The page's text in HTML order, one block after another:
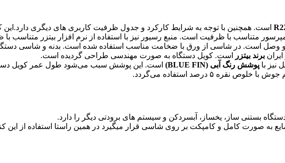
است. همچنین با توجه به شرایط کارکرد و جدول ظرفیت کاربری های دیگری
کمپرسور متناسب با ظرفیت است. منبع رسیور نیز با استفاده از نرم افزار بیتزر
شیر خروجی قطع و وصل است. در شاسی از ورق با ضخامت مناسب استفاده شده است. بدنه و شاسی
برند بیتزر
است. کویل دستگاه به صورت مهندسی طراحی گردیده است.
پوشش رنگ آبی (BLUE FIN)
است. این پوشش سبب می‌شود طول عمر کویل
۵ درصد استفاده می‌گردد.
بستنی ساز، یخساز، آبسردکن و سیستم های برودتی دیگر را دارد.
به صورت کامل و کامپکت بر روی شاسی قرار میگیرد در همین راستا استفاده از این